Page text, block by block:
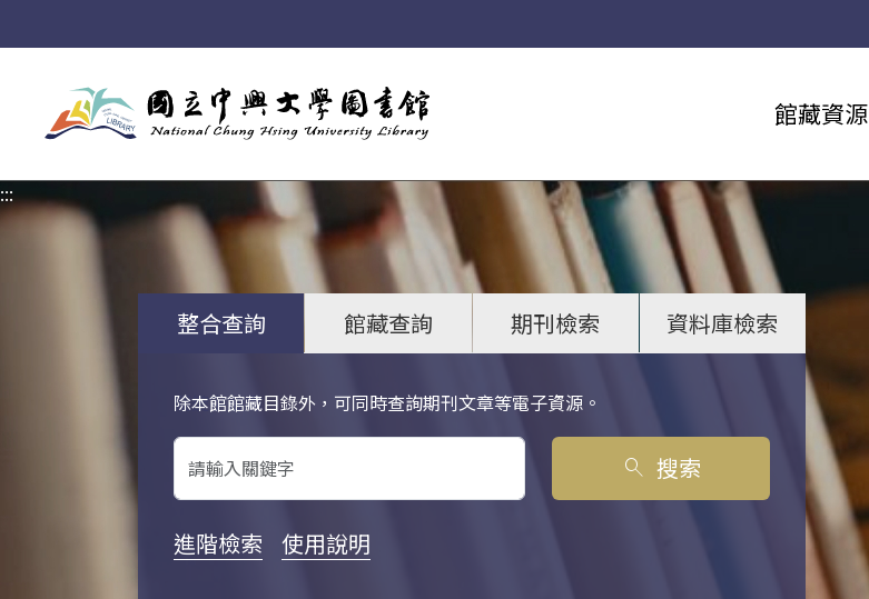
館藏資源
:::
整合查詢 館藏查詢 期刊檢索 資料庫檢索
除本館館藏目錄外，可同時查詢期刊文章等電子資源。
關鍵字搜尋
search 搜索
進階檢索 使用說明